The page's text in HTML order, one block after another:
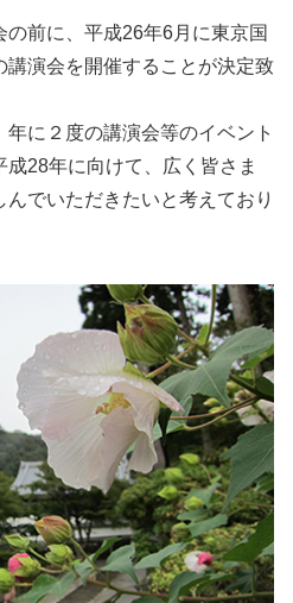
前に、平成26年6月に東京国
講演会を開催することが決定致
に２度の講演会等のイベント
28年に向けて、広く皆さま
でいただきたいと考えており